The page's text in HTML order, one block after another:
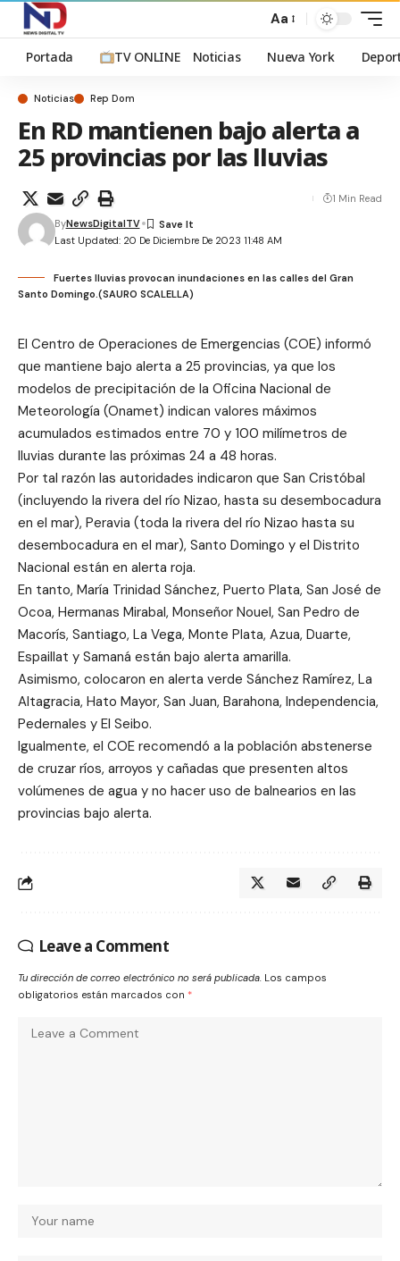
Aa
Portada TV ONLINE Noticias Nueva York
Noticias Rep Dom
En RD mantienen bajo alerta a
25 provincias por las lluvias
Last Updated: 20 De Diciembre De 2023 11:48 AM
ByNewsDigitalTV
1 Min Read
Fuertes lluvias provocan inundaciones en las calles del Gran
Santo Domingo.(SAURO SCALELLA)
El Centro de Operaciones de Emergencias (COE) informó
que mantiene bajo alerta a 25 provincias, ya que los
modelos de precipitación de la Oficina Nacional de
Meteorología (Onamet) indican valores máximos
acumulados estimados entre 70 y 100 milímetros de
lluvias durante las próximas 24 a 48 horas.
Por tal razón las autoridades indicaron que San Cristóbal
(incluyendo la rivera del río Nizao, hasta su desembocadura
en el mar), Peravia (toda la rivera del río Nizao hasta su
desembocadura en el mar), Santo Domingo y el Distrito
Nacional están en alerta roja.
En tanto, María Trinidad Sánchez, Puerto Plata, San José de
Ocoa, Hermanas Mirabal, Monseñor Nouel, San Pedro de
Macorís, Santiago, La Vega, Monte Plata, Azua, Duarte,
Espaillat y Samaná están bajo alerta amarilla.
Asimismo, colocaron en alerta verde Sánchez Ramírez, La
Altagracia, Hato Mayor, San Juan, Barahona, Independencia,
Pedernales y El Seibo.
Igualmente, el COE recomendó a la población abstenerse
de cruzar ríos, arroyos y cañadas que presenten altos
volúmenes de agua y no hacer uso de balnearios en las
provincias bajo alerta.
Leave a Comment
Tu dirección de correo electrónico no será publicada. Los campos
obligatorios están marcados con *